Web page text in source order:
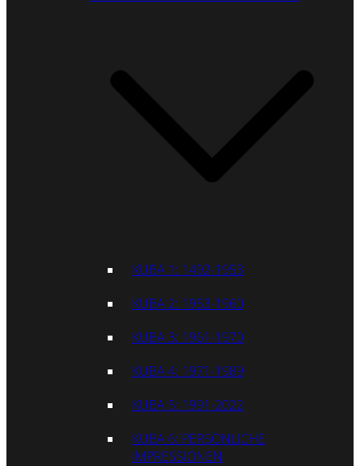
KUBA 1: 1492-1953
KUBA 2: 1953-1960
KUBA 3: 1961-1970
KUBA 4: 1971-1989
KUBA 5: 1991-2022
KUBA 6: PERSÖNLICHE
IMPRESSIONEN